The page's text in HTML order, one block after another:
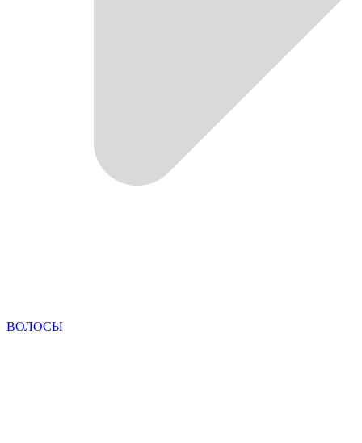
ВОЛОСЫ